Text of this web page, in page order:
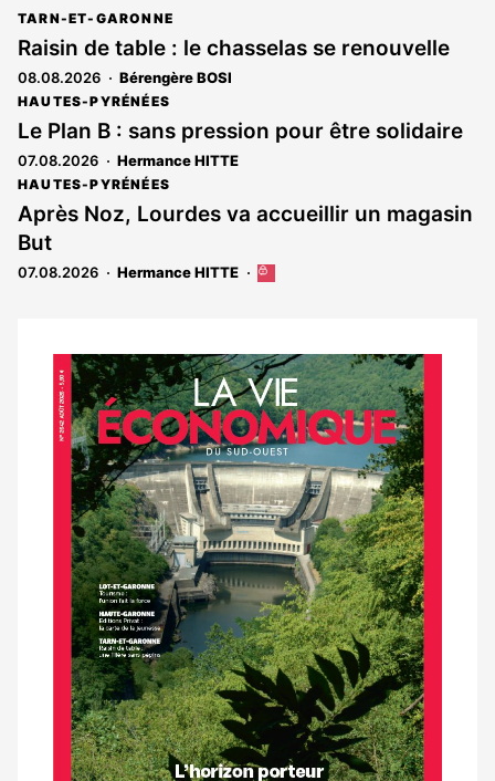
TARN-ET-GARONNE
Raisin de table : le chasselas se renouvelle
08.08.2026 Bérengère BOSI
HAUTES-PYRÉNÉES
Le Plan B : sans pression pour être solidaire
07.08.2026 Hermance HITTE
HAUTES-PYRÉNÉES
Après Noz, Lourdes va accueillir un magasin
But
07.08.2026 Hermance HITTE
Cet
aux
abonnés
Notre
dernier
magazine